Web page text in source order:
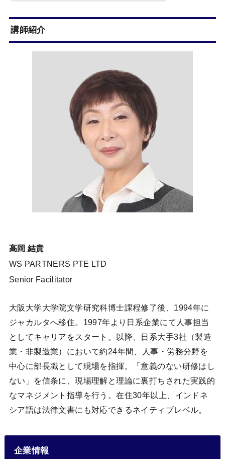
講師紹介
高岡 結貴
WS PARTNERS PTE LTD
Senior Facilitator
大阪大学大学院文学研究科博士課程修了後、1994年に
ジャカルタへ移住。1997年より日系企業にて人事担当
としてキャリアをスタート。以降、日系大手3社（製造
業・非製造業）において約24年間、人事・労務分野を
中心に部長職として現場を指揮。「意義のない研修はし
ない」を信条に、現場理解と理論に裏打ちされた実践的
なマネジメント指導を行う。在住30年以上、インドネ
シア語は法律文書にも対応できるネイティブレベル。
企業情報